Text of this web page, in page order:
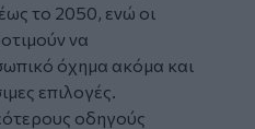
το 2050, ενώ οι
να
όχημα ακόμα και
επιλογές.
οδηγούς